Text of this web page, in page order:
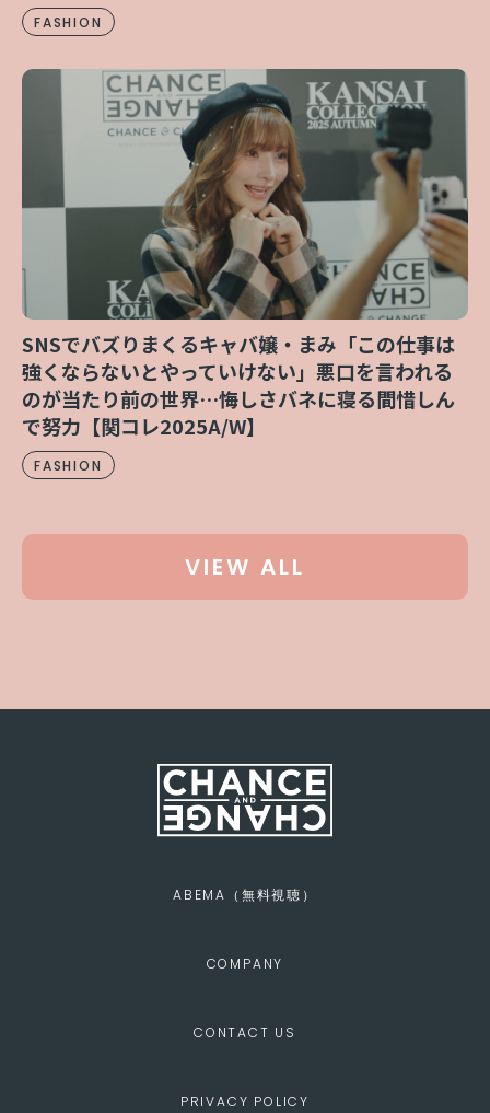
FASHION
SNSでバズりまくるキャバ嬢・まみ「この仕事は
強くならないとやっていけない」悪口を言われる
のが当たり前の世界…悔しさバネに寝る間惜しん
で努力【関コレ2025A/W】
FASHION
VIEW ALL
ABEMA（無料視聴）
COMPANY
CONTACT US
PRIVACY POLICY